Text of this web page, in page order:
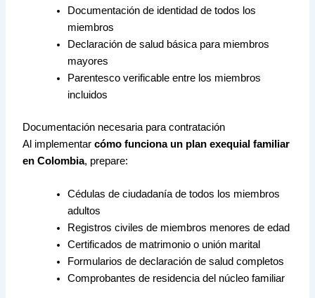
Documentación de identidad de todos los
miembros
Declaración de salud básica para miembros
mayores
Parentesco verificable entre los miembros
incluidos
Documentación necesaria para contratación
Al implementarcómo funciona un plan exequial familiar
en Colombia, prepare:
Cédulas de ciudadanía de todos los miembros
adultos
Registros civiles de miembros menores de edad
Certificados de matrimonio o unión marital
Formularios de declaración de salud completos
Comprobantes de residencia del núcleo familiar